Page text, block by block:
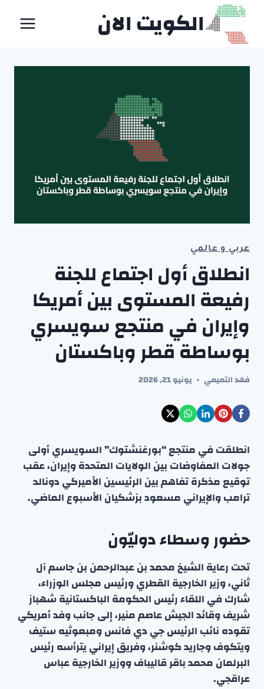
التجاوز
المحتوى
الكويت الان
عربي و عالمي
انطلاق أول اجتماع للجنة
رفيعة المستوى بين أمريكا
وإيران في منتجع سويسري
بوساطة قطر وباكستان
فهد التميمي يونيو 21, 2026
انطلقت في منتجع “بورغنشتوك” السويسري أولى
جولات المفاوضات بين الولايات المتحدة وإيران، عقب
توقيع مذكرة تفاهم بين الرئيسين الأميركي دونالد
ترامب والإيراني مسعود بزشكيان الأسبوع الماضي.
حضور وسطاء دوليّون
تحت رعاية الشيخ محمد بن عبدالرحمن بن جاسم آل
ثاني، وزير الخارجية القطري ورئيس مجلس الوزراء،
شارك في اللقاء رئيس الحكومة الباكستانية شهباز
شريف وقائد الجيش عاصم منير، إلى جانب وفد أمريكي
تقوده نائب الرئيس جي دي فانس ومبعوثيه ستيف
ويتكوف وجاريد كوشنر، وفريق إيراني يترأسه رئيس
البرلمان محمد باقر قاليباف ووزير الخارجية عباس
عراقجي.